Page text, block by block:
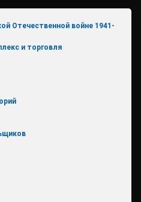
Отечественной войне 1941-
и торговля